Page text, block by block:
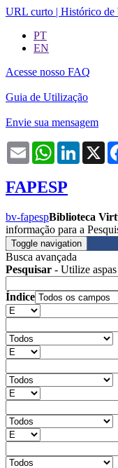
URL curto | Histórico de
PT
EN
Acesse nosso FAQ
Guia de Utilização
Envie sua mensagem
Email WhatsApp X
FAPESP
bv-fapespBiblioteca
informação para a
Toggle navigation
Busca avançada
Pesquisar - Utilize
Índice